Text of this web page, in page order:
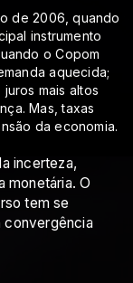
de 2006, quando
instrumento
o Copom
aquecida;
mais altos
Mas, taxas
da economia.
incerteza,
monetária. O
tem se
convergência